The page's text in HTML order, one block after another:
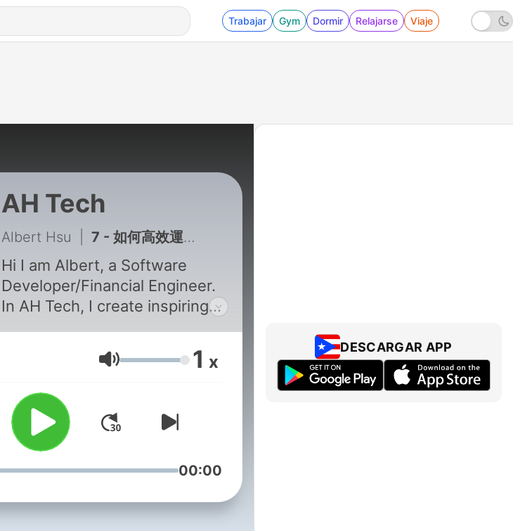
Trabajar Gym Dormir Relajarse Viaje
AH Tech
Albert Hsu 7 - 如何高效運用LeetCode | 我的secret spreadsheet
Hi I am Albert, a Software
Developer/Financial Engineer.
In AH Tech, I create inspiring
Technology/Programming/Career/Lifestyle
and share my visions to
的頻道AH Tech。我是Albert，
是一名軟體/財務工程師。在這個
頻道，我會創作各種主題的
Podcast。 My YouTube:
https://www.youtube.com/c/ahtech01/
My Instagram:
Volumen 1 x
00:00
DESCARGAR APP